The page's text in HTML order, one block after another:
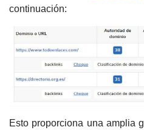
continuación:
Esto proporciona una amplia